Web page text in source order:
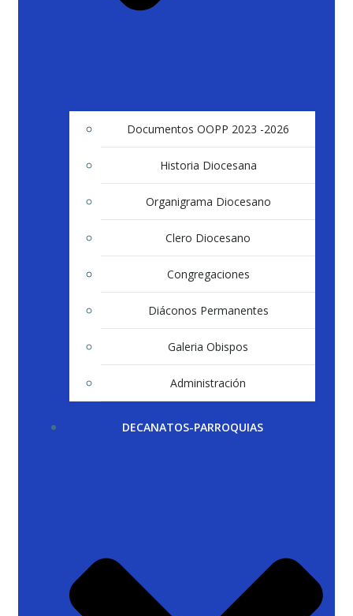
Documentos OOPP 2023 -2026
Historia Diocesana
Organigrama Diocesano
Clero Diocesano
Congregaciones
Diáconos Permanentes
Galeria Obispos
Administración
DECANATOS-PARROQUIAS